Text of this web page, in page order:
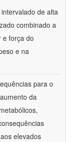
de alta
combinado a
e força do
e na
para o
da
elevados